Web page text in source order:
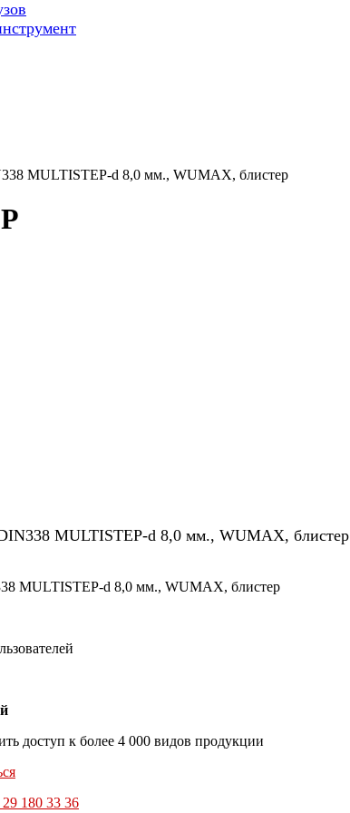
MULTISTEP-d 8,0 мм., WUMAX, блистер
MULTISTEP-d 8,0 мм., WUMAX, блистер
MULTISTEP-d 8,0 мм., WUMAX, блистер
доступ к более 4 000 видов продукции
180 33 36